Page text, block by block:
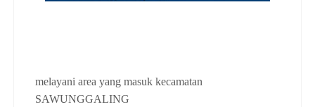
melayani area yang masuk kecamatan
SAWUNGGALING